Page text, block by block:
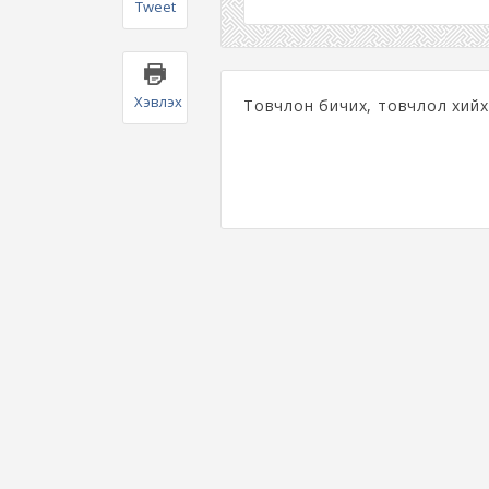
Tweet
Хэвлэх Товчлон бичих, товчлол